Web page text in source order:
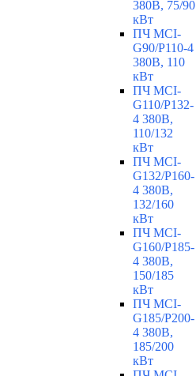
380В, 75/90
кВт
ПЧ MCI-
G90/P110-4
380В, 110
кВт
ПЧ MCI-
G110/P132-
4 380В,
110/132
кВт
ПЧ MCI-
G132/P160-
4 380В,
132/160
кВт
ПЧ MCI-
G160/P185-
4 380В,
150/185
кВт
ПЧ MCI-
G185/P200-
4 380В,
185/200
кВт